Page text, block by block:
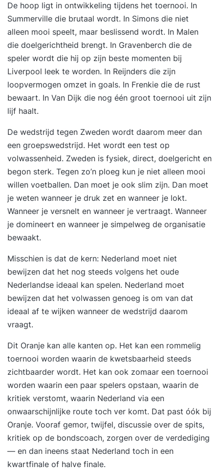
De hoop ligt in ontwikkeling tijdens het toernooi. In
Summerville die brutaal wordt. In Simons die niet
alleen mooi speelt, maar beslissend wordt. In Malen
die doelgerichtheid brengt. In Gravenberch die de
speler wordt die hij op zijn beste momenten bij
Liverpool leek te worden. In Reijnders die zijn
loopvermogen omzet in goals. In Frenkie die de rust
bewaart. In Van Dijk die nog één groot toernooi uit zijn
lijf haalt.
De wedstrijd tegen Zweden wordt daarom meer dan
een groepswedstrijd. Het wordt een test op
volwassenheid. Zweden is fysiek, direct, doelgericht en
begon sterk. Tegen zo’n ploeg kun je niet alleen mooi
willen voetballen. Dan moet je ook slim zijn. Dan moet
je weten wanneer je druk zet en wanneer je lokt.
Wanneer je versnelt en wanneer je vertraagt. Wanneer
je domineert en wanneer je simpelweg de organisatie
bewaakt.
Misschien is dat de kern: Nederland moet niet
bewijzen dat het nog steeds volgens het oude
Nederlandse ideaal kan spelen. Nederland moet
bewijzen dat het volwassen genoeg is om van dat
ideaal af te wijken wanneer de wedstrijd daarom
vraagt.
Dit Oranje kan alle kanten op. Het kan een rommelig
toernooi worden waarin de kwetsbaarheid steeds
zichtbaarder wordt. Het kan ook zomaar een toernooi
worden waarin een paar spelers opstaan, waarin de
kritiek verstomt, waarin Nederland via een
onwaarschijnlijke route toch ver komt. Dat past óók bij
Oranje. Vooraf gemor, twijfel, discussie over de spits,
kritiek op de bondscoach, zorgen over de verdediging
— en dan ineens staat Nederland toch in een
kwartfinale of halve finale.